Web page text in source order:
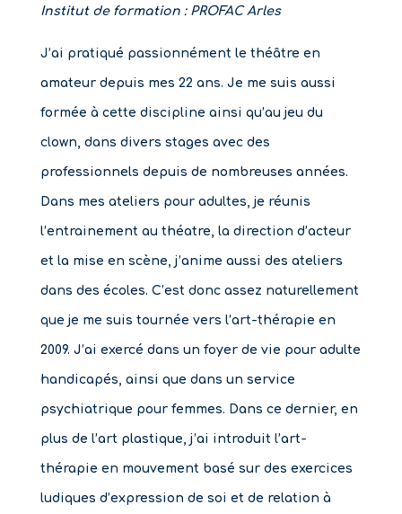
Institut de formation : PROFAC Arles
J’ai pratiqué passionnément le théâtre en
amateur depuis mes 22 ans. Je me suis aussi
formée à cette discipline ainsi qu’au jeu du
clown, dans divers stages avec des
professionnels depuis de nombreuses années.
Dans mes ateliers pour adultes, je réunis
l’entrainement au théatre, la direction d’acteur
et la mise en scène, j’anime aussi des ateliers
dans des écoles. C’est donc assez naturellement
que je me suis tournée vers l’art-thérapie en
2009. J’ai exercé dans un foyer de vie pour adulte
handicapés, ainsi que dans un service
psychiatrique pour femmes. Dans ce dernier, en
plus de l’art plastique, j’ai introduit l’art-
thérapie en mouvement basé sur des exercices
ludiques d’expression de soi et de relation à